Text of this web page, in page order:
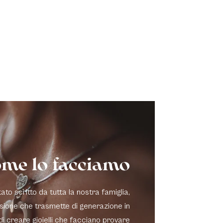
lo facciamo
scritto da tutta la nostra famiglia,
che trasmette di generazione in
creare gioielli che facciano provare